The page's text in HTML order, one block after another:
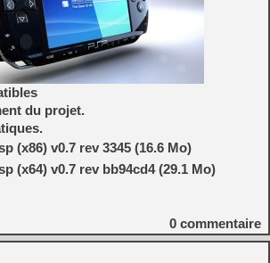
du projet.
(x86) v0.7 rev 3345 (16.6 Mo)
(x64) v0.7 rev bb94cd4 (29.1 Mo)
0 commentaire